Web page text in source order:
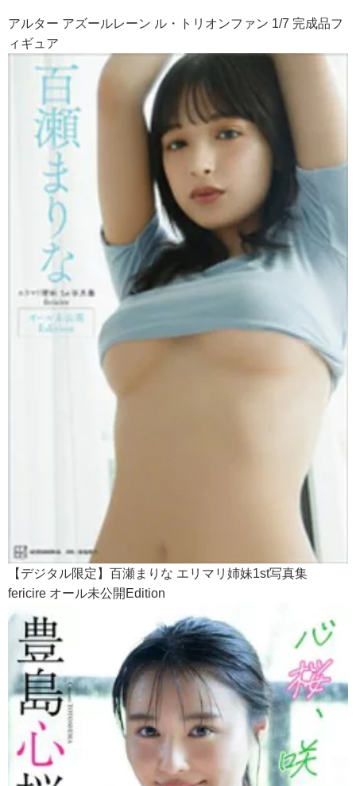
アルター アズールレーン ル・トリオンファン 1/7 完成品フ
ィギュア
【デジタル限定】百瀬まりな エリマリ姉妹1st写真集
fericire オール未公開Edition